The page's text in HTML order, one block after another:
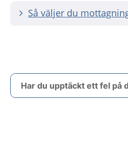
Så väljer du
Har du upptäckt ett fel på